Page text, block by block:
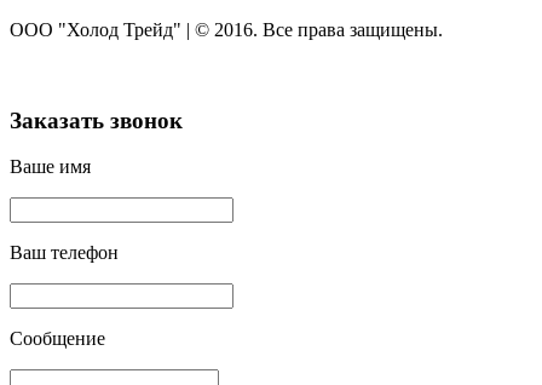
ООО "Холод Трейд" | © 2016. Все права защищены.
Заказать звонок
Ваше имя
Ваш телефон
Сообщение